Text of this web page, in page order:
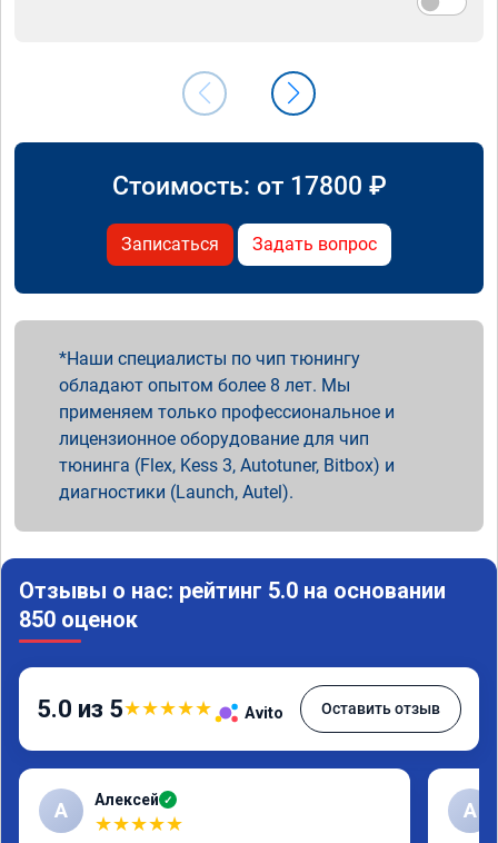
Стоимость: от 17800 ₽
Записаться Задать вопрос
Наши специалисты по чип тюнингу
обладают опытом более 8 лет. Мы
применяем только профессиональное и
лицензионное оборудование для чип
тюнинга (Flex, Kess 3, Autotuner, Bitbox) и
диагностики (Launch, Autel).
Отзывы о нас: рейтинг 5.0 на основании
850 оценок
5.0 из 5★★★★★ Avito Оставить отзыв
А Алексей ✓
★★★★★
А